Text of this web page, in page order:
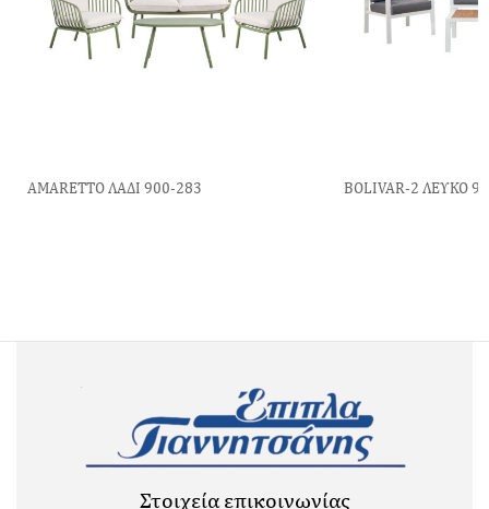
ΑΜΑRETTO ΛΑΔΙ 900-283 BOLIVAR-2 ΛΕΥΚΟ
Στοιχεία επικοινωνίας